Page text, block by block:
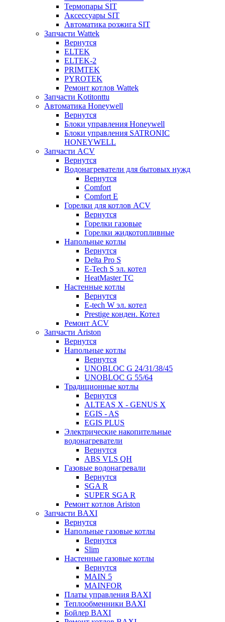
Термопары SIT
Аксессуары SIT
Автоматика розжига SIT
Запчасти Wattek
Вернутся
ELTEK
ELTEK-2
PRIMTEK
PYROTEK
Ремонт котлов Wattek
Запчасти Kotitonttu
Автоматика Honeywеll
Вернутся
Блоки управления Honeywell
Блоки управления SATRONIC
HONEYWELL
Запчасти ACV
Вернутся
Водонагреватели для бытовых нужд
Вернутся
Comfort
Comfort E
Горелки для котлов ACV
Вернутся
Горелки газовые
Горелки жидкотопливные
Напольные котлы
Вернутся
Delta Pro S
E-Tech S эл. котел
HeatMaster TC
Настенные котлы
Вернутся
E-tech W эл. котел
Prestige конден. Котел
Ремонт ACV
Запчасти Ariston
Вернутся
Напольные котлы
Вернутся
UNOBLOC G 24/31/38/45
UNOBLOC G 55/64
Традиционные котлы
Вернутся
ALTEAS X - GENUS X
EGIS - AS
EGIS PLUS
Электрические накопительные
водонагреватели
Вернутся
ABS VLS QH
Газовые водонагревали
Вернутся
SGA R
SUPER SGA R
Ремонт котлов Ariston
Запчасти BAXI
Вернутся
Напольные газовые котлы
Вернутся
Slim
Настенные газовые котлы
Вернутся
MAIN 5
MAINFOR
Платы управления BAXI
Теплообменники BAXI
Бойлер BAXI